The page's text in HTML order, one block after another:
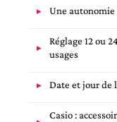
Une
Réglage 12 ou
usages
Date et jour de
Casio :